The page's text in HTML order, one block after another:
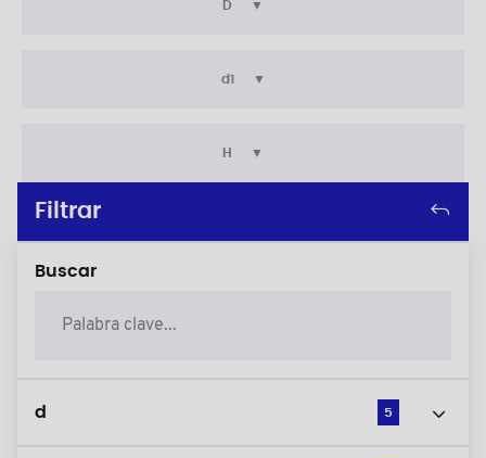
D
d1
H
Filtrar
Buscar
d 5